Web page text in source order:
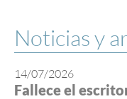
Noticias y
14/07/2026
Fallece el